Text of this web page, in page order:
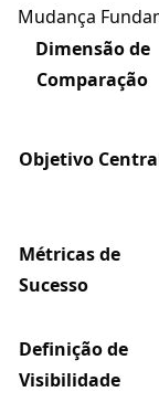
Mudança
Dimensão de
Comparação
Objetivo
Métricas de
Sucesso
Definição de
Visibilidade